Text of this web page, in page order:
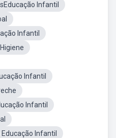
Infantil
Infantil
Infantil
Infantil
Infantil